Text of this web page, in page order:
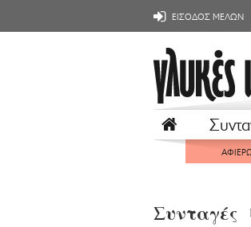
ΕΙΣΟΔΟΣ ΜΕΛΩΝ
Συνταγές